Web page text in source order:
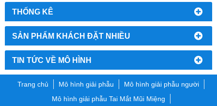
THỐNG KÊ
SẢN PHẨM KHÁCH ĐẶT NHIỀU
TIN TỨC VỀ MÔ HÌNH
Trang chủ Mô hình giải phẫu
Mô hình giải phẫu người
Mô hình giải phẫu Tai Mắt Mũi Miệng